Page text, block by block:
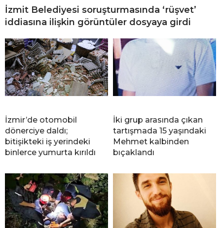
İzmit Belediyesi soruşturmasında ‘rüşvet’
iddiasına ilişkin görüntüler dosyaya girdi
İzmir’de otomobil
dönerciye daldı;
bitişikteki iş yerindeki
binlerce yumurta kırıldı
İki grup arasında çıkan
tartışmada 15 yaşındaki
Mehmet kalbinden
bıçaklandı